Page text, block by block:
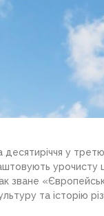
у
урочисту
зване
та історію